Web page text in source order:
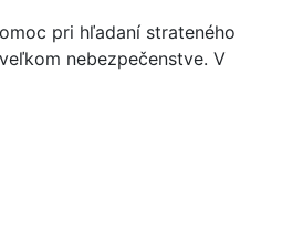
pri hľadaní strateného
nebezpečenstve. V